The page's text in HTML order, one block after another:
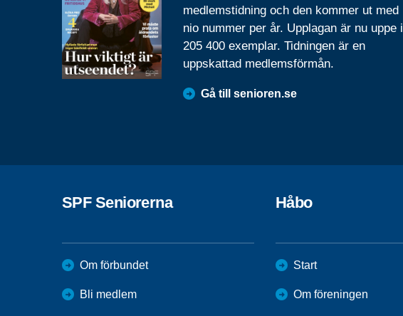
medlemstidning och den kommer ut med
nio nummer per år. Upplagan är nu uppe i
205 400 exemplar. Tidningen är en
uppskattad medlemsförmån.
Gå till senioren.se
SPF Seniorerna
Om förbundet
Bli medlem
Håbo
Start
Om föreningen